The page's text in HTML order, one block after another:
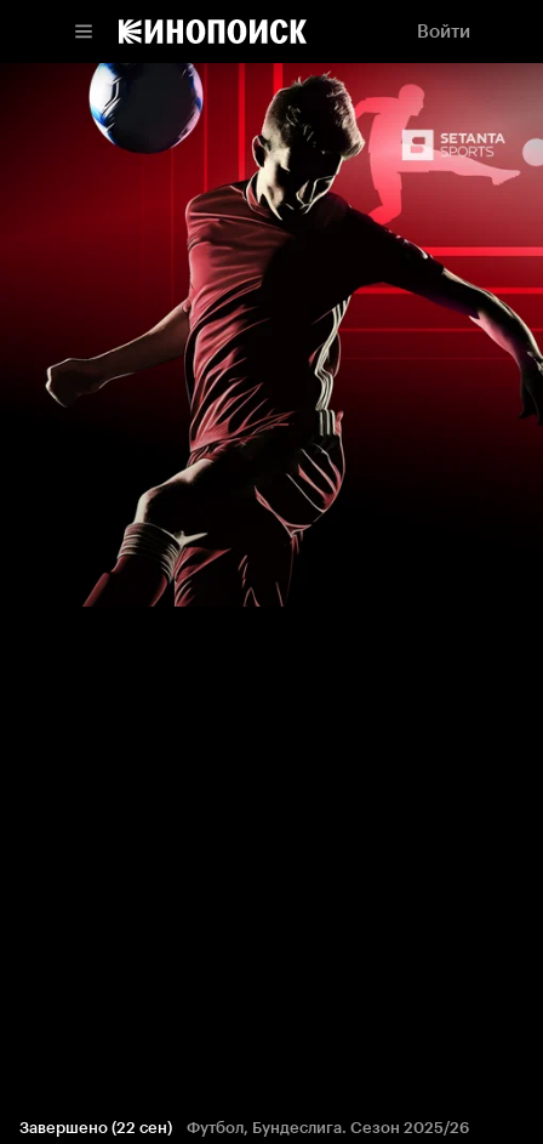
Войти
Завершено (22 сен) Футбол, Бундеслига. Сезон 2025/26